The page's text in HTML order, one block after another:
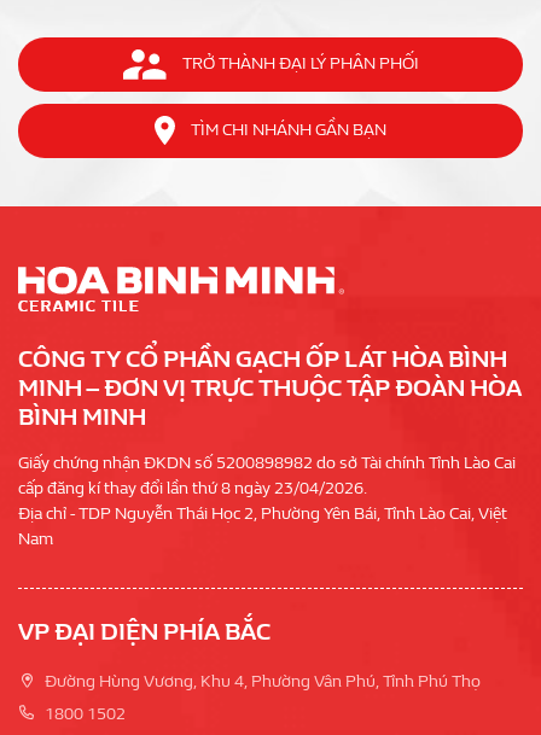
TRỞ THÀNH ĐẠI LÝ PHÂN PHỐI
TÌM CHI NHÁNH GẦN BẠN
CÔNG TY CỔ PHẦN GẠCH ỐP LÁT HÒA BÌNH
MINH – ĐƠN VỊ TRỰC THUỘC TẬP ĐOÀN HÒA
BÌNH MINH
Giấy chứng nhận ĐKDN số 5200898982 do sở Tài chính Tỉnh Lào Cai
cấp đăng kí thay đổi lần thứ 8 ngày 23/04/2026.
Địa chỉ - TDP Nguyễn Thái Học 2, Phường Yên Bái, Tỉnh Lào Cai, Việt
Nam
VP ĐẠI DIỆN PHÍA BẮC
Đường Hùng Vương, Khu 4, Phường Vân Phú, Tỉnh Phú Thọ
1800 1502